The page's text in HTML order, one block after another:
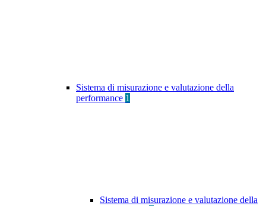
Sistema di misurazione e valutazione della
performance 1
Sistema di misurazione e valutazione della